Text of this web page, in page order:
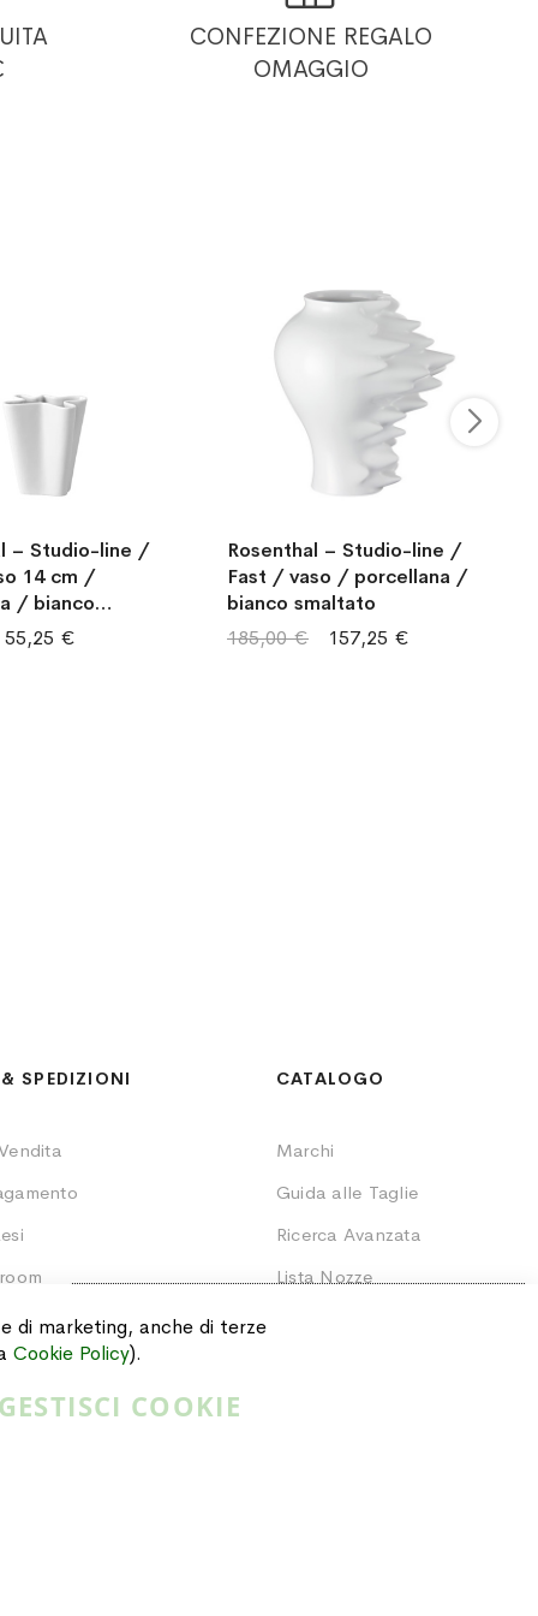
CONFEZIONE REGALO
OMAGGIO
– Studio-line /
14 cm /
/ bianco
55,25 €
Rosenthal – Studio-line /
Fast / vaso / porcellana /
bianco smaltato
157,25 €
185,00 €
SPEDIZIONI CATALOGO
Marchi
Guida alle Taglie
Ricerca Avanzata
Lista Nozze
di marketing, anche di terze
Cookie Policy).
COOKIE
SCONTO EXTRA
Valido sugli articoli già scontati.